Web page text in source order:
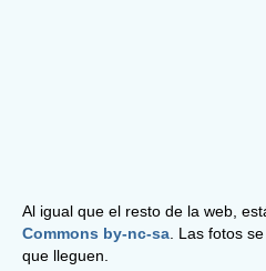
Al igual que el resto de la web,
Commons by-nc-sa . Las fotos
que lleguen.